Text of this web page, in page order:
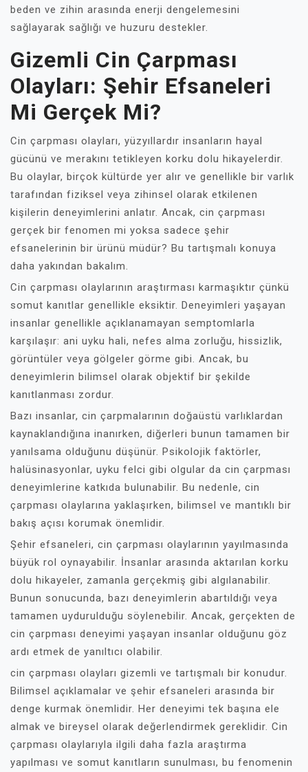
beden ve zihin arasında enerji dengelemesini
sağlayarak sağlığı ve huzuru destekler.
Gizemli Cin Çarpması
Olayları: Şehir Efsaneleri
Mi Gerçek Mi?
Cin çarpması olayları, yüzyıllardır insanların hayal
gücünü ve merakını tetikleyen korku dolu hikayelerdir.
Bu olaylar, birçok kültürde yer alır ve genellikle bir varlık
tarafından fiziksel veya zihinsel olarak etkilenen
kişilerin deneyimlerini anlatır. Ancak, cin çarpması
gerçek bir fenomen mi yoksa sadece şehir
efsanelerinin bir ürünü müdür? Bu tartışmalı konuya
daha yakından bakalım.
Cin çarpması olaylarının araştırması karmaşıktır çünkü
somut kanıtlar genellikle eksiktir. Deneyimleri yaşayan
insanlar genellikle açıklanamayan semptomlarla
karşılaşır: ani uyku hali, nefes alma zorluğu, hissizlik,
görüntüler veya gölgeler görme gibi. Ancak, bu
deneyimlerin bilimsel olarak objektif bir şekilde
kanıtlanması zordur.
Bazı insanlar, cin çarpmalarının doğaüstü varlıklardan
kaynaklandığına inanırken, diğerleri bunun tamamen bir
yanılsama olduğunu düşünür. Psikolojik faktörler,
halüsinasyonlar, uyku felci gibi olgular da cin çarpması
deneyimlerine katkıda bulunabilir. Bu nedenle, cin
çarpması olaylarına yaklaşırken, bilimsel ve mantıklı bir
bakış açısı korumak önemlidir.
Şehir efsaneleri, cin çarpması olaylarının yayılmasında
büyük rol oynayabilir. İnsanlar arasında aktarılan korku
dolu hikayeler, zamanla gerçekmiş gibi algılanabilir.
Bunun sonucunda, bazı deneyimlerin abartıldığı veya
tamamen uydurulduğu söylenebilir. Ancak, gerçekten de
cin çarpması deneyimi yaşayan insanlar olduğunu göz
ardı etmek de yanıltıcı olabilir.
cin çarpması olayları gizemli ve tartışmalı bir konudur.
Bilimsel açıklamalar ve şehir efsaneleri arasında bir
denge kurmak önemlidir. Her deneyimi tek başına ele
almak ve bireysel olarak değerlendirmek gereklidir. Cin
çarpması olaylarıyla ilgili daha fazla araştırma
yapılması ve somut kanıtların sunulması, bu fenomenin